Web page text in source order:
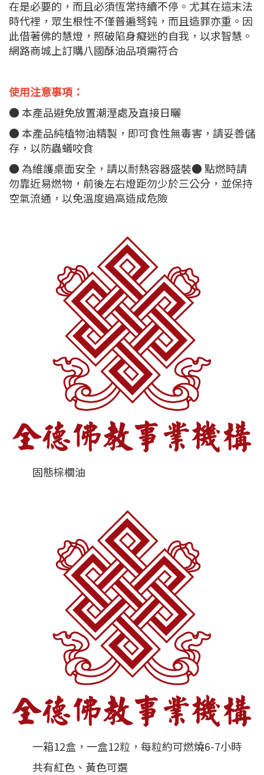
在是必要的，而且必須恆常持續不停。尤其在這末法
時代裡，眾生根性不僅普遍驽鈍，而且造罪亦重。因
此借著佛的慧燈，照破陷身癡迷的自我，以求智慧。
網路商城上訂購八國酥油品項需符合
使用注意事項：
● 本產品避免放置潮溼處及直接日曬
● 本產品純植物油精製，即可食性無毒害，請妥善儲
存，以防蟲蟻咬食
● 為維護桌面安全，請以耐熱容器盛裝● 點燃時請
勿靠近易燃物，前後左右燈距勿少於三公分，並保持
空氣流通，以免溫度過高造成危險
固態棕櫚油
一箱12盒，一盒12粒，每粒約可燃燒6-7小時
共有紅色、黃色可選